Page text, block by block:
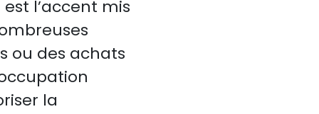
l’accent mis
ou des achats
la